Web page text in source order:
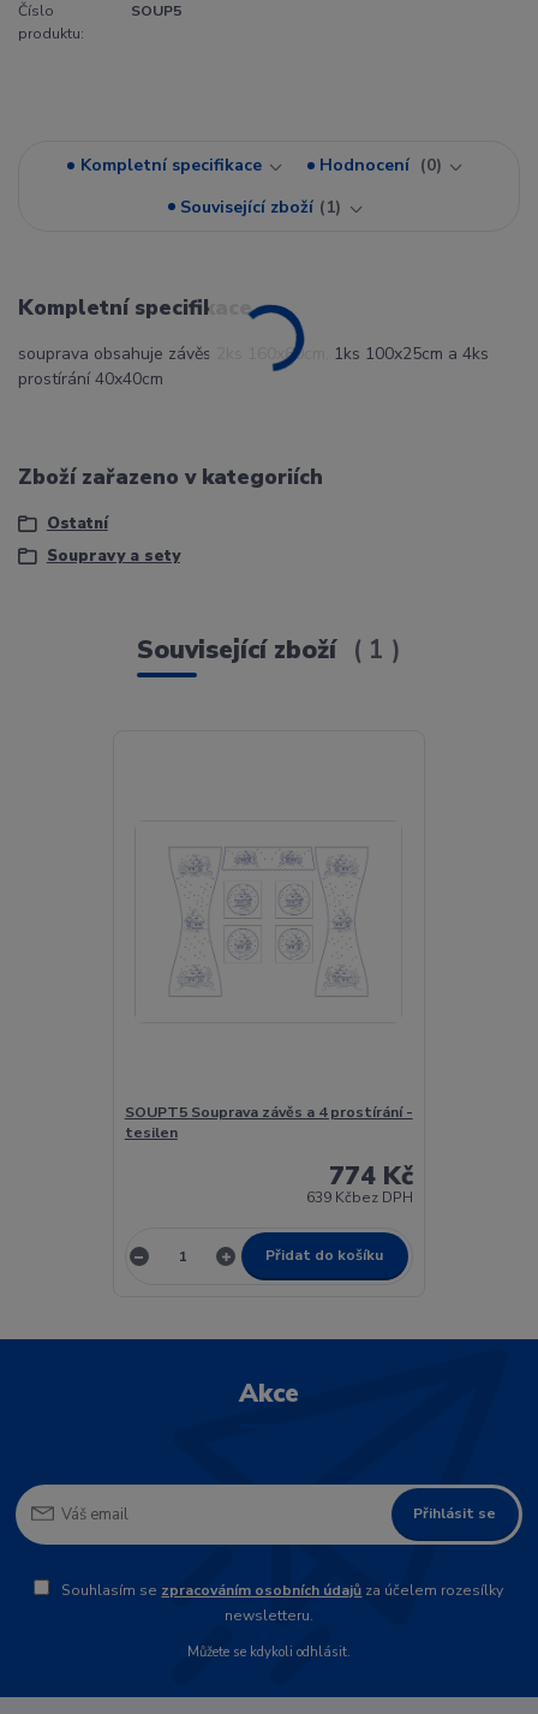
Číslo
produktu:
SOUP5
Kompletní specifikace Hodnocení
0
Související zboží
1
Kompletní specifikace
souprava obsahuje závěs 2ks 160x60cm, 1ks 100x25cm a 4ks
prostírání 40x40cm
Zboží zařazeno v kategoriích
Ostatní
Soupravy a sety
Související zboží 1
SOUPT5 Souprava závěs a 4 prostírání -
tesilen
774 Kč
639 Kčbez DPH
Přidat do košíku
Akce
Přihlásit se
Souhlasím se zpracováním osobních údajů za účelem rozesílky
newsletteru.
Můžete se kdykoli odhlásit.